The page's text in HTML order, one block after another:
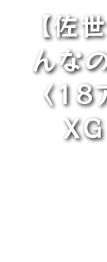
【
んな
〈